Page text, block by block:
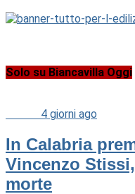
Solo su Biancavilla Oggi
4 giorni ago
In Calabria
Vincenzo
morte